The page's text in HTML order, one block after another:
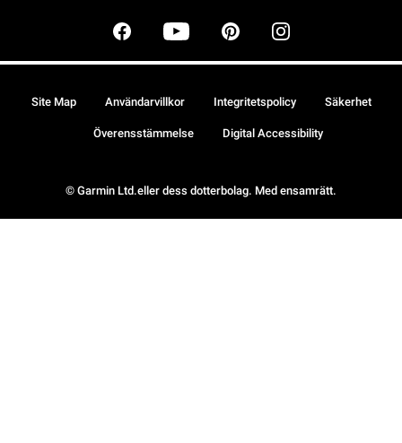
© Garmin Ltd.eller dess dotterbolag. Med ensamrätt.
Site Map Användarvillkor Integritetspolicy Säkerhet
Överensstämmelse Digital Accessibility